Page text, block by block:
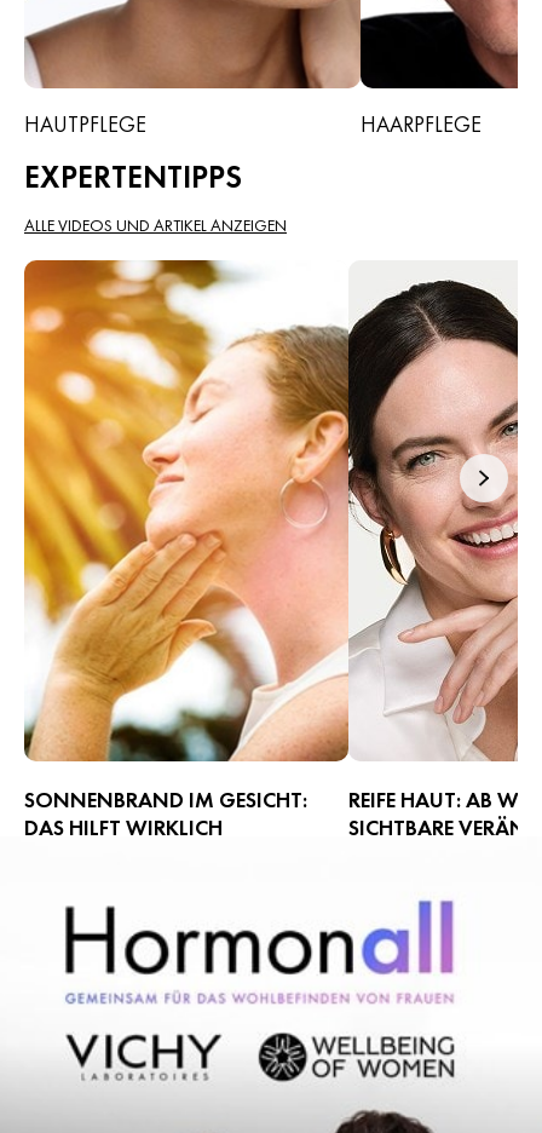
HAUTPFLEGE HAARPFLEGE
EXPERTENTIPPS
ALLE VIDEOS UND ARTIKEL ANZEIGEN
SONNENBRAND IM GESICHT:
DAS HILFT WIRKLICH
Hautschäden verursachen. Was bei
einem Sonnenbrand im Gesicht
wichtig ist, wie du ihn milderst und
erneutem Sonnenbrand vorbeugst,
erfährst du hier.
REIFE HAUT: AB
SICHTBARE
Oft zeigen sich erste
Hautalterung wie
Pigmentflecken schon
ab wann spricht man
reifer Haut, warum
überhaupt und welche
jetzt am besten?